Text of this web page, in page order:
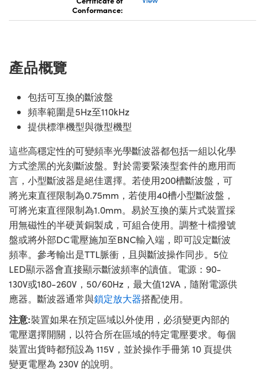
Conformance:
產品概覽
包括可互換的斷波盤
頻率範圍是5Hz至110kHz
提供標準機型與微型機型
這些高穩定性的可變頻率光學斷波器都包括一組以化學
方式塗黑的光刻斷波盤。對於需要緊湊型套件的應用而
言，小型斷波器是絕佳選擇。若使用200槽斷波盤，可
將光束直徑限制為0.75mm，若使用40槽小型斷波盤，
可將光束直徑限制為1.0mm。易於互換的葉片式裝置採
用無磁性的半硬黃銅製成，可組合使用。調整十檔撥號
盤或將外部DC電壓施加至BNC輸入端，即可設定斷波
頻率。參考輸出是TTL脈衝，且與斷波操作同步。5位
LED顯示器會直接顯示斷波頻率的讀值。電源：90-
130V或180-260V，50/60Hz，最大值12VA，隨附電源供
應器。斷波器通常與鎖定放大器搭配使用。
注意:裝置如果在預定區域以外使用，必須變更內部的
電壓選擇開關，以符合所在區域的特定電壓要求。每個
裝置出貨時都預設為 115V，並於操作手冊第 10 頁提供
變更電壓為 230V 的說明。